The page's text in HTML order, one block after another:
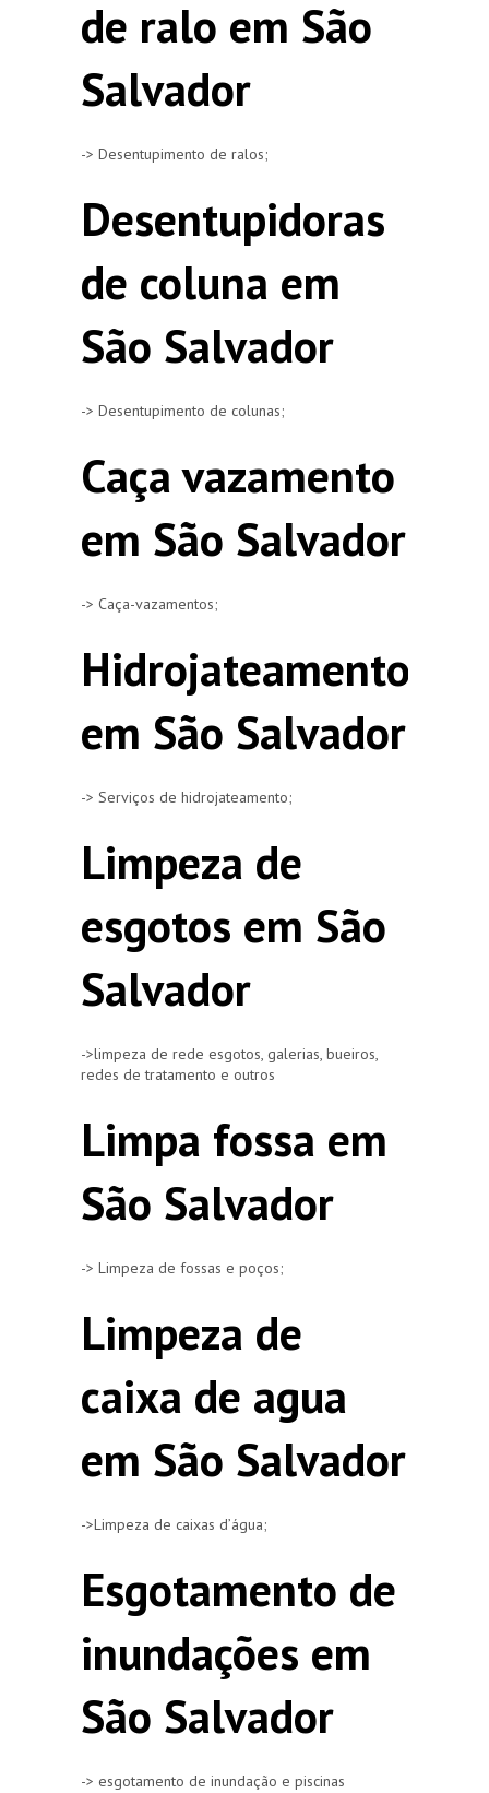
de ralo em São
Salvador
-> Desentupimento de ralos;
Desentupidoras
de coluna em
São Salvador
-> Desentupimento de colunas;
Caça vazamento
em São Salvador
-> Caça-vazamentos;
Hidrojateamento
em São Salvador
-> Serviços de hidrojateamento;
Limpeza de
esgotos em São
Salvador
->limpeza de rede esgotos, galerias, bueiros,
redes de tratamento e outros
Limpa fossa em
São Salvador
-> Limpeza de fossas e poços;
Limpeza de
caixa de agua
em São Salvador
->Limpeza de caixas d’água;
Esgotamento de
inundações em
São Salvador
-> esgotamento de inundação e piscinas